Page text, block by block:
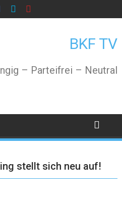
BKF TV
– Parteifrei – Neutral
stellt sich neu auf!